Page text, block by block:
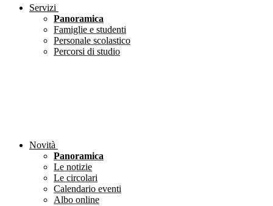
Servizi
Panoramica
Famiglie e studenti
Personale scolastico
Percorsi di studio
Novità
Panoramica
Le notizie
Le circolari
Calendario eventi
Albo online